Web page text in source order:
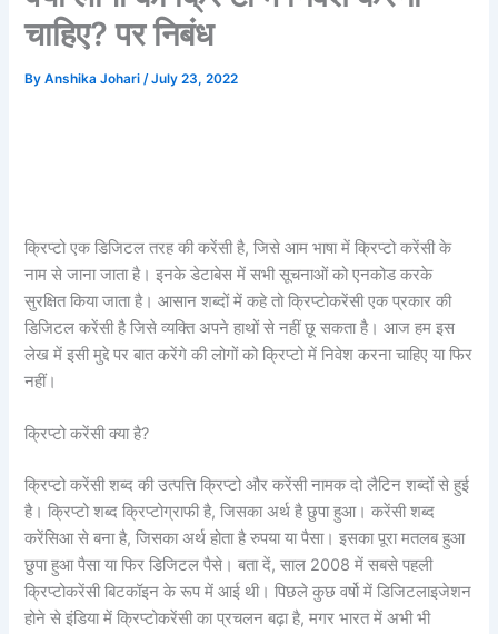
चाहिए? पर निबंध
ByAnshika Johari/July 23, 2022
क्रिप्टो एक डिजिटल तरह की करेंसी है, जिसे आम भाषा में क्रिप्टो करेंसी के
नाम से जाना जाता है। इनके डेटाबेस में सभी सूचनाओं को एनकोड करके
सुरक्षित किया जाता है। आसान शब्दों में कहे तो क्रिप्टोकरेंसी एक प्रकार की
डिजिटल करेंसी है जिसे व्यक्ति अपने हाथों से नहीं छू सकता है। आज हम इस
लेख में इसी मुद्दे पर बात करेंगे की लोगों को क्रिप्टो में निवेश करना चाहिए या फिर
नहीं।
क्रिप्टो करेंसी क्या है?
क्रिप्टो करेंसी शब्द की उत्पत्ति क्रिप्टो और करेंसी नामक दो लैटिन शब्दों से हुई
है। क्रिप्टो शब्द क्रिप्टोग्राफी है, जिसका अर्थ है छुपा हुआ। करेंसी शब्द
करेंसिआ से बना है, जिसका अर्थ होता है रुपया या पैसा। इसका पूरा मतलब हुआ
छुपा हुआ पैसा या फिर डिजिटल पैसे। बता दें, साल 2008 में सबसे पहली
क्रिप्टोकरेंसी बिटकॉइन के रूप में आई थी। पिछले कुछ वर्षो में डिजिटलाइजेशन
होने से इंडिया में क्रिप्टोकरेंसी का प्रचलन बढ़ा है, मगर भारत में अभी भी